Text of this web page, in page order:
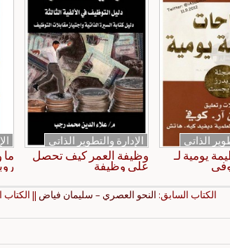
الذاتي
يومية لـ
الإدارة والتطوير الذاتي
وظيفة العمر كيف تحصل
على وظيفة
ما
الكتاب السابق: النحو العصري – سليمان فياض || الكتاب